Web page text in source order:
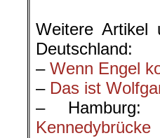
Weitere Artikel
Deutschland:
– Wenn Engel
– Das ist
– Hamburg:
Kennedybrücke